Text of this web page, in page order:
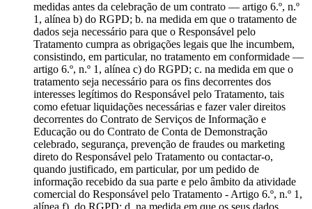
medidas antes da celebração de um contrato — artigo 6.º, n.º
1, alínea b) do RGPD; b. na medida em que o tratamento de
dados seja necessário para que o Responsável pelo
Tratamento cumpra as obrigações legais que lhe incumbem,
consistindo, em particular, no tratamento em conformidade —
artigo 6.º, n.º 1, alínea c) do RGPD; c. na medida em que o
tratamento seja necessário para os fins decorrentes dos
interesses legítimos do Responsável pelo Tratamento, tais
como efetuar liquidações necessárias e fazer valer direitos
decorrentes do Contrato de Serviços de Informação e
Educação ou do Contrato de Conta de Demonstração
celebrado, segurança, prevenção de fraudes ou marketing
direto do Responsável pelo Tratamento ou contactar-o,
quando justificado, em particular, por um pedido de
informação recebido da sua parte e pelo âmbito da atividade
comercial do Responsável pelo Tratamento - Artigo 6.º, n.º 1,
alínea f), do RGPD; d. na medida em que os seus dados